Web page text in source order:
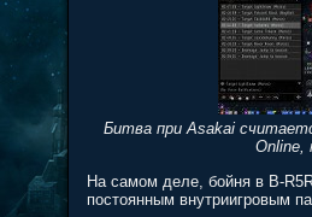
Битва при Asakai
Online,
На самом деле, бойня в B-
постоянным внутриигровым